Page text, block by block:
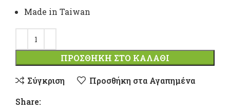
Μade in Taiwan
ΠΡΟΣΘΉΚΗ ΣΤΟ ΚΑΛΆΘΙ
Σύγκριση
Προσθήκη στα Αγαπημένα
Share: